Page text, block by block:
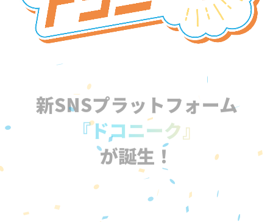
新SNSプラットフォーム
『ドコニーク』
が誕生！